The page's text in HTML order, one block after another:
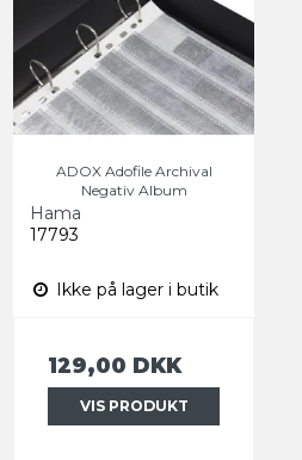
ADOX Adofile Archival
Negativ Album
Hama
17793
Ikke på lager i butik
129,00 DKK
VIS PRODUKT